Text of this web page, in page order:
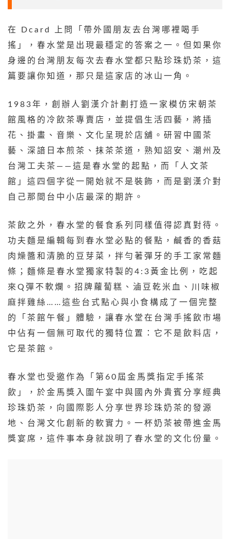
在 Dcard 上問「帶外國朋友去台灣哪裡喝手
搖」，春水堂是出現最穩定的答案之一。但如果你
身邊的台灣朋友每次去春水堂都只點珍珠奶茶，這
篇要讓你知道，那只是這家店的冰山一角。
1983年，創辦人劉漢介計劃打造一家模仿宋朝茶
館風格的冷飲茶專賣店，並提倡生活四藝，將插
花、掛畫、音樂、文化呈現於店舖。研習中國茶
藝、深諳日本煎茶、抹茶茶道，熟知詔安、潮州及
台灣工夫茶——這是春水堂的起點，而「人文茶
館」這四個字從一開始就不是裝飾，而是劉漢介對
自己那間台中小店最深的期許。
茶飲之外，春水堂的餐食系列同樣值得認真對待。
功夫麵是編輯每到春水堂必點的餐點，鹹香的香菇
肉燥醬和清脆的豆芽菜，拌勻著彈牙的手工家常麵
條；麵條是春水堂獨家特製的4:3黃金比例，吃起
來Q彈不軟爛。招牌蘿蔔糕、滷豆乾米血、川味椒
麻拌雞絲……這些台式點心與小食構成了一個完整
的「茶館午餐」體驗，讓春水堂在台灣手搖飲市場
中佔有一個無可取代的獨特位置：它不是飲料店，
它是茶館。
春水堂也受邀作為「第60屆金馬獎指定手搖茶
飲」，於金馬獎入圍午宴中與國內外貴賓分享經典
珍珠奶茶，向國際影人分享世界珍珠奶茶的發源
地、台灣文化創新的軟實力。一杯奶茶被帶進金馬
獎宴席，這件事本身就說明了春水堂的文化份量。